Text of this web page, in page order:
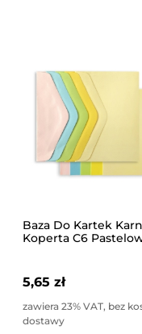
Baza Do Kartek
Koperta C6
5,65 zł
zawiera 23% VAT, bez
dostawy